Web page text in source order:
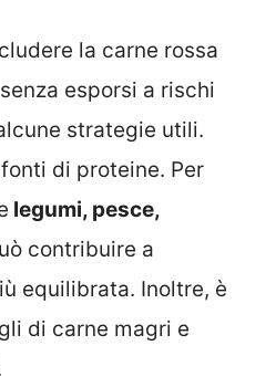
la carne rossa
esporsi a rischi
strategie utili.
di proteine. Per
legumi, pesce,
contribuire a
equilibrata. Inoltre, è
di carne magri e